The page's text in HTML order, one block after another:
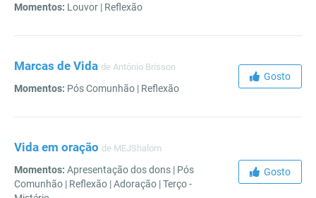
Momentos: Louvor | Reflexão
Marcas de Vida de António Brisson
Momentos: Pós Comunhão | Reflexão
Gosto
Vida em oração de MEJShalom
Momentos: Apresentação dos dons | Pós
Comunhão | Reflexão | Adoração | Terço -
Gosto